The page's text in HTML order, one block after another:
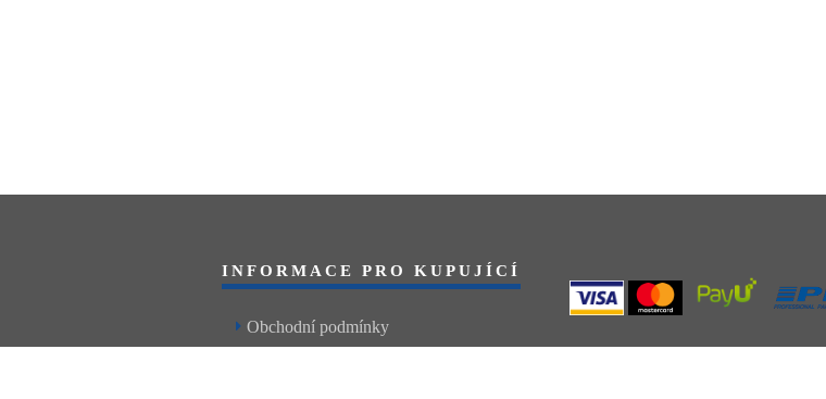
INFORMACE PRO KUPUJÍCÍ
Obchodní podmínky